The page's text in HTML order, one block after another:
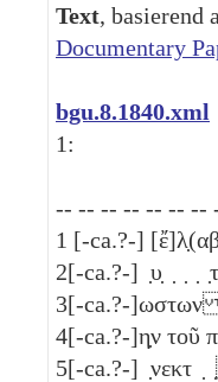
Text, basierend
Documentary
bgu.8.1840.xml
1:
-- -- -- -- -- --
1 [-ca.?-]
2[-ca.?-] ̣υ̣
3[-ca.?-
4[-ca.?-]η̣ν
5[-ca.?-]